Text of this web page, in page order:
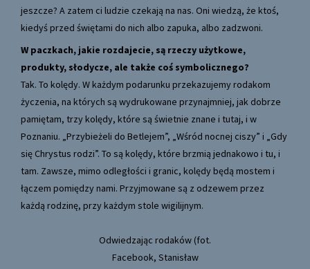
jeszcze? A zatem ci ludzie czekają na nas. Oni wiedzą, że ktoś,
kiedyś przed świętami do nich albo zapuka, albo zadzwoni.
W paczkach, jakie rozdajecie, są rzeczy użytkowe,
produkty, słodycze, ale także coś symbolicznego?
Tak. To kolędy. W każdym podarunku przekazujemy rodakom
życzenia, na których są wydrukowane przynajmniej, jak dobrze
pamiętam, trzy kolędy, które są świetnie znane i tutaj, i w
Poznaniu. „Przybieżeli do Betlejem”, „Wśród nocnej ciszy” i „Gdy
się Chrystus rodzi”. To są kolędy, które brzmią jednakowo i tu, i
tam. Zawsze, mimo odległości i granic, kolędy będą mostem i
łączem pomiędzy nami. Przyjmowane są z odzewem przez
każdą rodzinę, przy każdym stole wigilijnym.
Odwiedzając rodaków (fot.
Facebook, Stanisław